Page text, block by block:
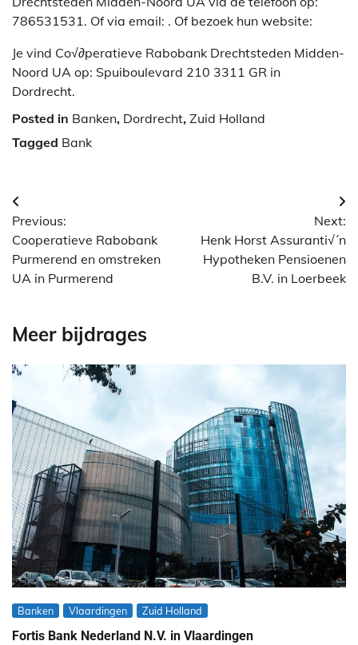
786531531. Of via email: . Of bezoek hun website:
Je vind Co√∂peratieve Rabobank Drechtsteden Midden-
Noord UA op: Spuiboulevard 210 3311 GR in
Dordrecht.
Posted in Banken, Dordrecht, Zuid Holland
Tagged Bank
Berichtnavigatie
Previous:
Cooperatieve Rabobank
Purmerend en omstreken
UA in Purmerend
Next:
Henk Horst Assuranti√´n
Hypotheken Pensioenen
B.V. in Loerbeek
Meer bijdrages
Banken Vlaardingen Zuid Holland
Fortis Bank Nederland N.V. in Vlaardingen